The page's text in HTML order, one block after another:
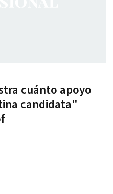
cuánto apoyo
candidata"